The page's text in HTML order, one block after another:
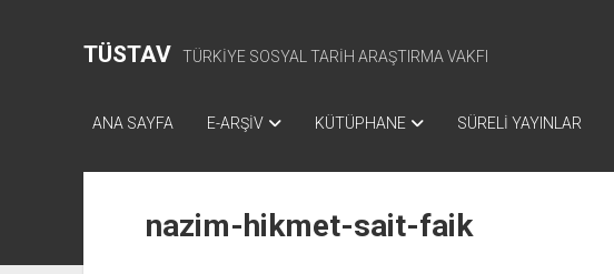
TÜSTAV TÜRKİYE SOSYAL TARİH ARAŞTIRMA VAKFI
ANA SAYFA E-ARŞİV KÜTÜPHANE SÜRELİ YAYINLAR
nazim-hikmet-sait-faik